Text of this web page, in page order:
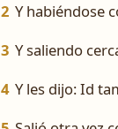
2 Y habiéndose
3 Y saliendo
4 Y les dijo: Id